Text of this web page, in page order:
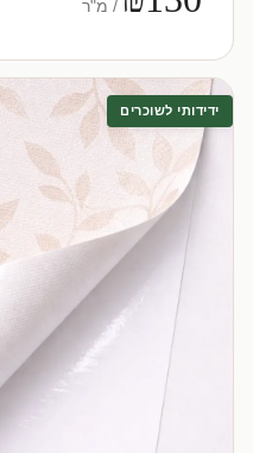
/ מ"ר
ידידותי לשוכרים